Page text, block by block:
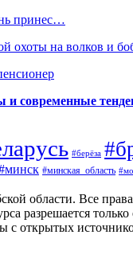
принес…
охоты на волков и
и современные
#берёза
#минская_область
области. Все
разрешается
с открытых